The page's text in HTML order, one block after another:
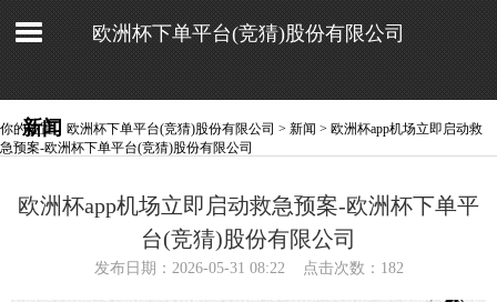
欧洲杯下单平台(竞猜)股份有限公司
新闻
你的位置： 欧洲杯下单平台(竞猜)股份有限公司 > 新闻 > 欧洲杯app机场立即启动救
急预案-欧洲杯下单平台(竞猜)股份有限公司
欧洲杯app机场立即启动救急预案-欧洲杯下单平
台(竞猜)股份有限公司
发布日期：2026-05-31 08:22 点击次数：182